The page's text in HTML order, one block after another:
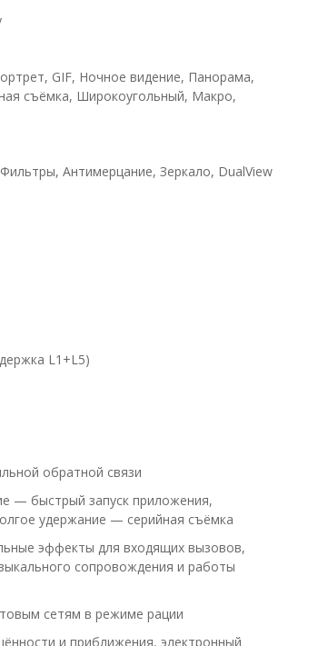
GIF, Ночное видение, Панорама,
съёмка, Широкоугольный, Макро,
Антимерцание, Зеркало, DualView
L1+L5)
обратной связи
— быстрый запуск приложения,
удержание — серийная съёмка
эффекты для входящих вызовов,
сопровождения и работы
сетям в режиме рации
и приближения, электронный